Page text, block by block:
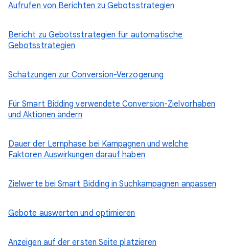
Aufrufen von Berichten zu Gebotsstrategien
Bericht zu Gebotsstrategien für automatische
Gebotsstrategien
Schätzungen zur Conversion-Verzögerung
Für Smart Bidding verwendete Conversion-Zielvorhaben
und Aktionen ändern
Dauer der Lernphase bei Kampagnen und welche
Faktoren Auswirkungen darauf haben
Zielwerte bei Smart Bidding in Suchkampagnen anpassen
Gebote auswerten und optimieren
Anzeigen auf der ersten Seite platzieren